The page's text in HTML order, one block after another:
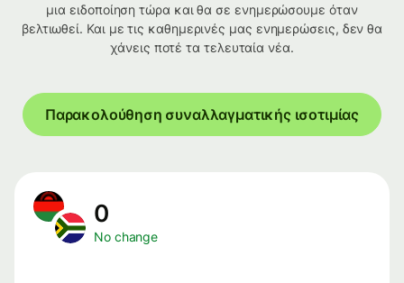
μια ειδοποίηση τώρα και θα σε ενημερώσουμε όταν
βελτιωθεί. Και με τις καθημερινές μας ενημερώσεις, δεν θα
χάνεις ποτέ τα τελευταία νέα.
Παρακολούθηση συναλλαγματικής ισοτιμίας
0
No change